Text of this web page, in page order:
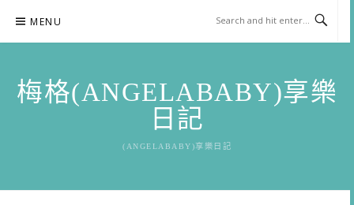
content
MENU
梅格(ANGELABABY)享樂
日記
(ANGELABABY)享樂日記